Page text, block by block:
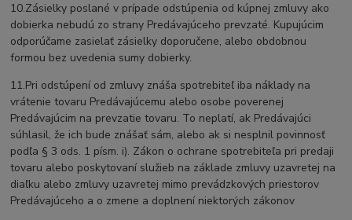
10.Zásielky poslané v prípade odstúpenia od kúpnej zmluvy ako
dobierka nebudú zo strany Predávajúceho prevzaté. Kupujúcim
odporúčame zasielať zásielky doporučene, alebo obdobnou
formou bez uvedenia sumy dobierky.
11.Pri odstúpení od zmluvy znáša spotrebiteľ iba náklady na
vrátenie tovaru Predávajúcemu alebo osobe poverenej
Predávajúcim na prevzatie tovaru. To neplatí, ak Predávajúci
súhlasil, že ich bude znášať sám, alebo ak si nesplnil povinnosť
podľa § 3 ods. 1 písm. i). Zákon o ochrane spotrebiteľa pri predaji
tovaru alebo poskytovaní služieb na základe zmluvy uzavretej na
diaľku alebo zmluvy uzavretej mimo prevádzkových priestorov
Predávajúceho a o zmene a doplnení niektorých zákonov